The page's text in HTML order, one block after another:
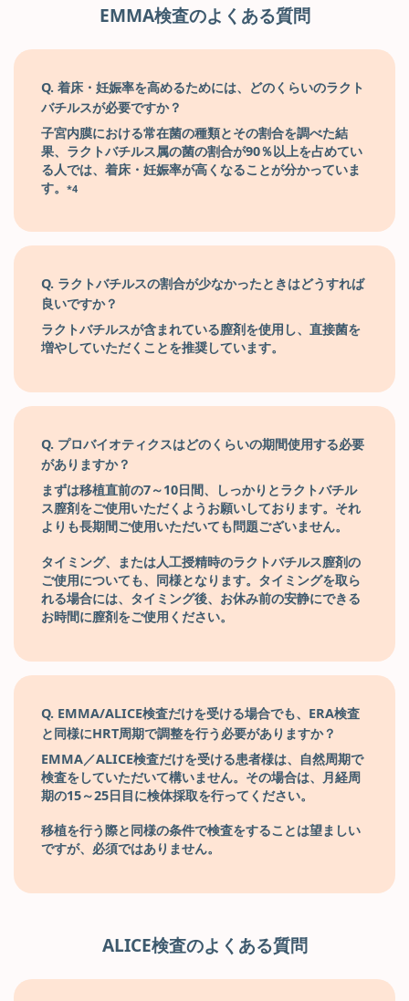
EMMA検査のよくある質問
Q. 着床・妊娠率を高めるためには、どのくらいのラクト
バチルスが必要ですか？
子宮内膜における常在菌の種類とその割合を調べた結
果、ラクトバチルス属の菌の割合が90％以上を占めてい
る人では、着床・妊娠率が高くなることが分かっていま
す。 *4
Q. ラクトバチルスの割合が少なかったときはどうすれば
良いですか？
ラクトバチルスが含まれている膣剤を使用し、直接菌を
増やしていただくことを推奨しています。
Q. プロバイオティクスはどのくらいの期間使用する必要
がありますか？
まずは移植直前の7～10日間、しっかりとラクトバチル
ス膣剤をご使用いただくようお願いしております。それ
よりも長期間ご使用いただいても問題ございません。
タイミング、または人工授精時のラクトバチルス膣剤の
ご使用についても、同様となります。タイミングを取ら
れる場合には、タイミング後、お休み前の安静にできる
お時間に膣剤をご使用ください。
Q. EMMA/ALICE検査だけを受ける場合でも、ERA検査
と同様にHRT周期で調整を行う必要がありますか？
EMMA／ALICE検査だけを受ける患者様は、自然周期で
検査をしていただいて構いません。その場合は、月経周
期の15～25日目に検体採取を行ってください。
移植を行う際と同様の条件で検査をすることは望ましい
ですが、必須ではありません。
ALICE検査のよくある質問